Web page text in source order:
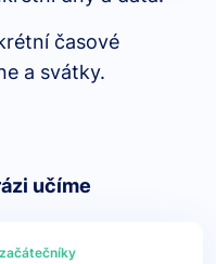
časové
a svátky.
učíme